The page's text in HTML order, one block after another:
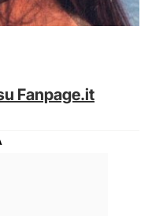
Fanpage.it